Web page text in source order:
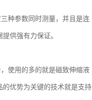
种参数同时测量，并且是连
供强有力保证。
使用的多的就是磁致伸缩液
优势为关键的技术就是支持